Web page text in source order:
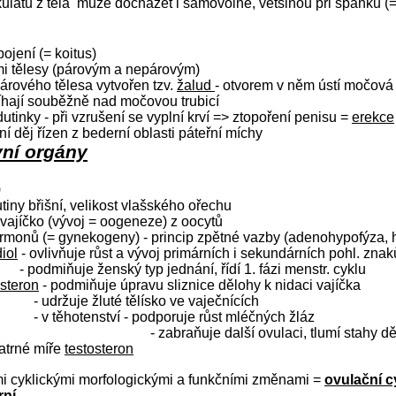
z těla může docházet i samovolně, většinou při spánku
(= koitus)
tělesy (párovým a nepárovým)
tělesa vytvořen tzv. žalud - otvorem v něm ústí
souběžně nad močovou trubicí
- při vzrušení se vyplní krví => ztopoření penisu = erekce
děj řízen z bederní oblasti páteřní míchy
orgány
břišní, velikost vlašského ořechu
(vývoj = oogeneze) z oocytů
(= gynekogeny) - princip zpětné vazby (adenohypofýza,
- ovlivňuje růst a vývoj primárních i sekundárních pohl.
- podmiňuje ženský typ jednání, řídí 1. fázi menstr. cyklu
- podmiňuje úpravu sliznice dělohy k nidaci vajíčka
- udržuje žluté tělísko ve vaječnících
- v těhotenství - podporuje růst mléčných žláz
- zabraňuje další ovulaci, tlumí stahy
míře testosteron
cyklickými morfologickými a funkčními změnami = ovulační